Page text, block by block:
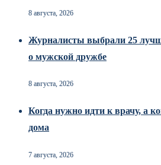
8 августа, 2026
Журналисты выбрали 25
о мужской дружбе
8 августа, 2026
Когда нужно идти к врачу, а
дома
7 августа, 2026